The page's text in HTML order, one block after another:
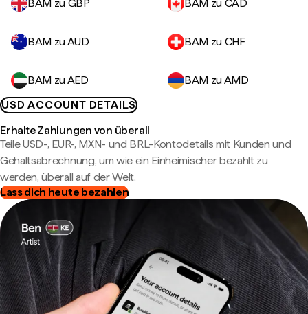
BAM zu GBP BAM zu CAD
BAM zu AUD BAM zu CHF
BAM zu AED
BAM zu AMD
USD ACCOUNT DETAILS
Erhalte Zahlungen von überall
Teile USD-, EUR-, MXN- und BRL-Kontodetails mit Kunden und
Gehaltsabrechnung, um wie ein Einheimischer bezahlt zu
werden, überall auf der Welt.
Lass dich heute bezahlen